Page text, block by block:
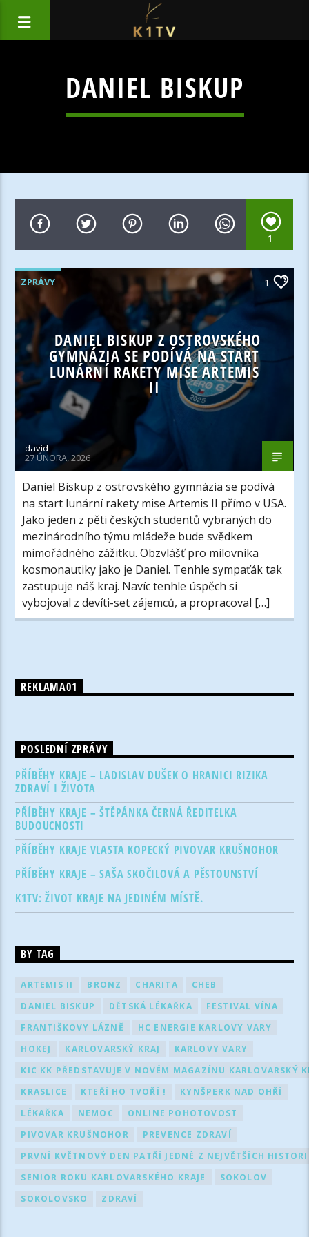
DANIEL BISKUP
1
ZPRÁVY 1
DANIEL BISKUP Z OSTROVSKÉHO
GYMNÁZIA SE PODÍVÁ NA START
LUNÁRNÍ RAKETY MISE ARTEMIS
II
david
27 ÚNORA, 2026
Daniel Biskup z ostrovského gymnázia se podívá
na start lunární rakety mise Artemis II přímo v USA.
Jako jeden z pěti českých studentů vybraných do
mezinárodního týmu mládeže bude svědkem
mimořádného zážitku. Obzvlášť pro milovníka
kosmonautiky jako je Daniel. Tenhle sympaťák tak
zastupuje náš kraj. Navíc tenhle úspěch si
vybojoval z devíti-set zájemců, a propracoval […]
REKLAMA01
POSLEDNÍ ZPRÁVY
PŘÍBĚHY KRAJE – LADISLAV DUŠEK O HRANICI RIZIKA
ZDRAVÍ I ŽIVOTA
PŘÍBĚHY KRAJE – ŠTĚPÁNKA ČERNÁ ŘEDITELKA
BUDOUCNOSTI
PŘÍBĚHY KRAJE VLASTA KOPECKÝ PIVOVAR KRUŠNOHOR
PŘÍBĚHY KRAJE – SAŠA SKOČILOVÁ A PĚSTOUNSTVÍ
K1TV: ŽIVOT KRAJE NA JEDINÉM MÍSTĚ.
BY TAG
ARTEMIS II BRONZ CHARITA
CHEB
DANIEL BISKUP
DĚTSKÁ LÉKAŘKA
FESTIVAL VÍNA
FRANTIŠKOVY LÁZNĚ
HC ENERGIE KARLOVY VARY
HOKEJ
KARLOVARSKÝ KRAJ
KARLOVY VARY
KIC KK PŘEDSTAVUJE V NOVÉM MAGAZÍNU KARLOVARSKÝ
KRASLICE
KTEŘÍ HO TVOŘÍ !
KYNŠPERK NAD OHŘÍ
LÉKAŘKA
NEMOC
ONLINE POHOTOVOST
PIVOVAR KRUŠNOHOR
PREVENCE ZDRAVÍ
PRVNÍ KVĚTNOVÝ DEN PATŘÍ JEDNÉ Z NEJVĚTŠÍCH
SENIOR ROKU KARLOVARSKÉHO KRAJE
SOKOLOV
SOKOLOVSKO
ZDRAVÍ